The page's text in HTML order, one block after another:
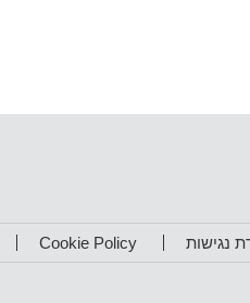
נגישות Cookie Policy